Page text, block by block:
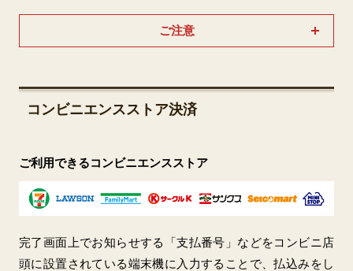
ご注意
コンビニエンスストア決済
ご利用できるコンビニエンスストア
完了画面上でお知らせする「支払番号」などをコンビニ店
頭に設置されている端末機に入力することで、払込みをし